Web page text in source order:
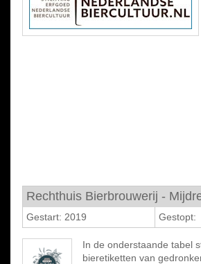
Rechthuis Bierbrouwerij -
Gestart: 2019 Gestopt:
In de onderstaande tabel
bieretiketten van